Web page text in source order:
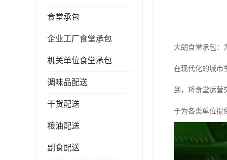
食堂承包
企业工厂食堂承包
机关单位食堂承包
调味品配送
干货配送
粮油配送
副食配送
大朗食堂承包：
在现代化的城市
到，将食堂运营
于为各类单位提